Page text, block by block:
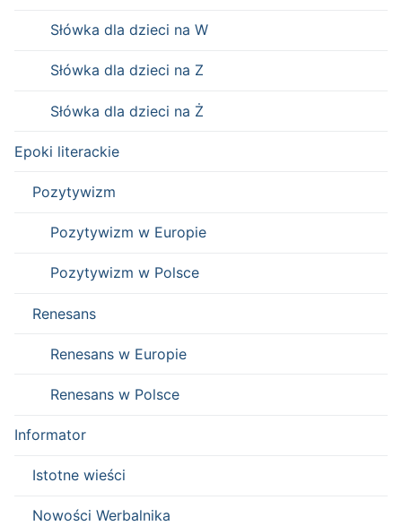
Słówka dla dzieci na W
Słówka dla dzieci na Z
Słówka dla dzieci na Ż
Epoki literackie
Pozytywizm
Pozytywizm w Europie
Pozytywizm w Polsce
Renesans
Renesans w Europie
Renesans w Polsce
Informator
Istotne wieści
Nowości Werbalnika